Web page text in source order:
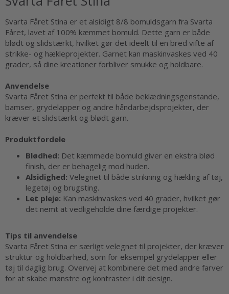
Svarta Fåret Stina er et alsidigt 8/8 bomuldsgarn fra Svarta
Fåret, lavet af 100% kæmmet bomuld. Dette garn er både
blødt og slidstærkt, hvilket gør det ideelt til en bred vifte af
strikke- og hækleprojekter. Garnet kan maskinvaskes ved 40
grader, så dine kreationer forbliver smukke og holdbare.
Anvendelse
Svarta Fåret Stina er perfekt til både beklædningsgenstande,
bamser, grydelapper og andre håndarbejdsprojekter, der
kræver et slidstærkt og blødt garn.
Produktfordele
Blødhed: Det kæmmede bomuld giver en ekstra blød
finish, der er behagelig mod huden.
Alsidighed: Velegnet til både strikning og hækling af tøj,
legetøj og brugsting.
Let pleje: Kan maskinvaskes ved 40 grader, hvilket gør
det nemt at vedligeholde dine færdige projekter.
Tips til anvendelse
Svarta Fåret Stina er særligt velegnet til projekter, der kræver
struktur og holdbarhed, som for eksempel grydelapper eller
tøj til daglig brug. Overvej at kombinere det med andre farver
for at skabe mønstre og kontraster i dit design.